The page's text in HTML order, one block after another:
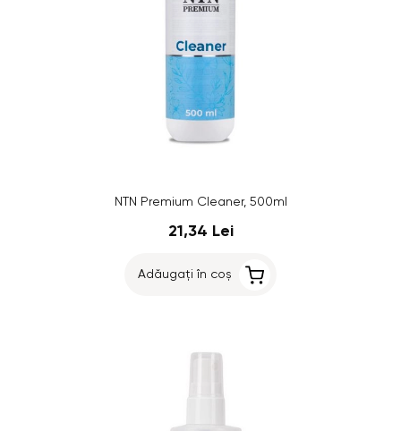
NTN Premium Cleaner, 500ml
21,34 Lei
Adăugați în coș